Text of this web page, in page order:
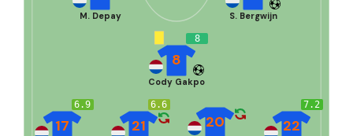
6.9
17
6.6
21 20
7.2
22
8
8
Cody Gakpo
M. Depay S. Bergwijn